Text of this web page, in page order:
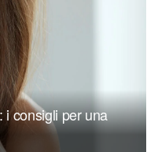
i consigli per una